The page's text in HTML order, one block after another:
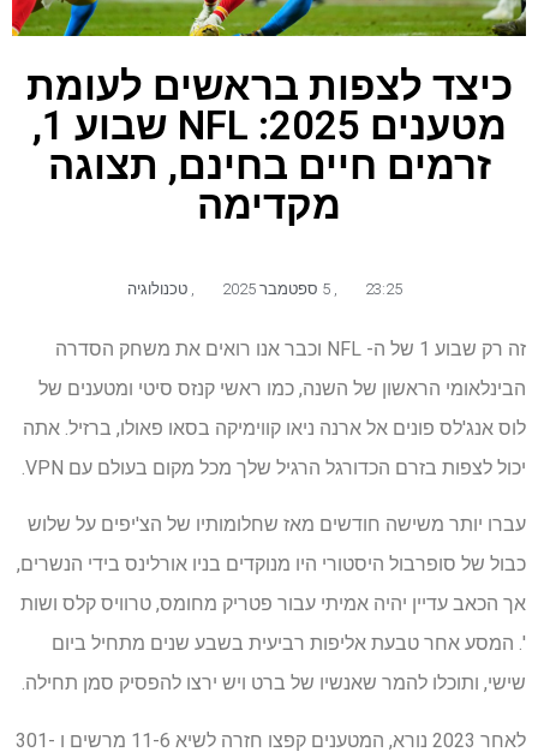
כיצד לצפות בראשים לעומת
מטענים 2025: NFL שבוע 1,
זרמים חיים בחינם, תצוגה
מקדימה
23:25 5 ספטמבר 2025 טכנולוגיה
זה רק שבוע 1 של ה- NFL וכבר אנו רואים את משחק הסדרה
הבינלאומי הראשון של השנה, כמו ראשי קנזס סיטי ומטענים של
לוס אנג'לס פונים אל ארנה ניאו קווימיקה בסאו פאולו, ברזיל. אתה
יכול לצפות בזרם הכדורגל הרגיל שלך מכל מקום בעולם עם VPN.
עברו יותר משישה חודשים מאז שחלומותיו של הצ'יפים על שלוש
כבול של סופרבול היסטורי היו מנוקדים בניו אורלינס בידי הנשרים,
אך הכאב עדיין יהיה אמיתי עבור פטריק מחומס, טרוויס קלס ושות
'. המסע אחר טבעת אליפות רביעית בשבע שנים מתחיל ביום
שישי, ותוכלו להמר שאנשיו של ברט ויש ירצו להפסיק סמן תחילה.
לאחר 2023 נורא, המטענים קפצו חזרה לשיא 11-6 מרשים ו -301